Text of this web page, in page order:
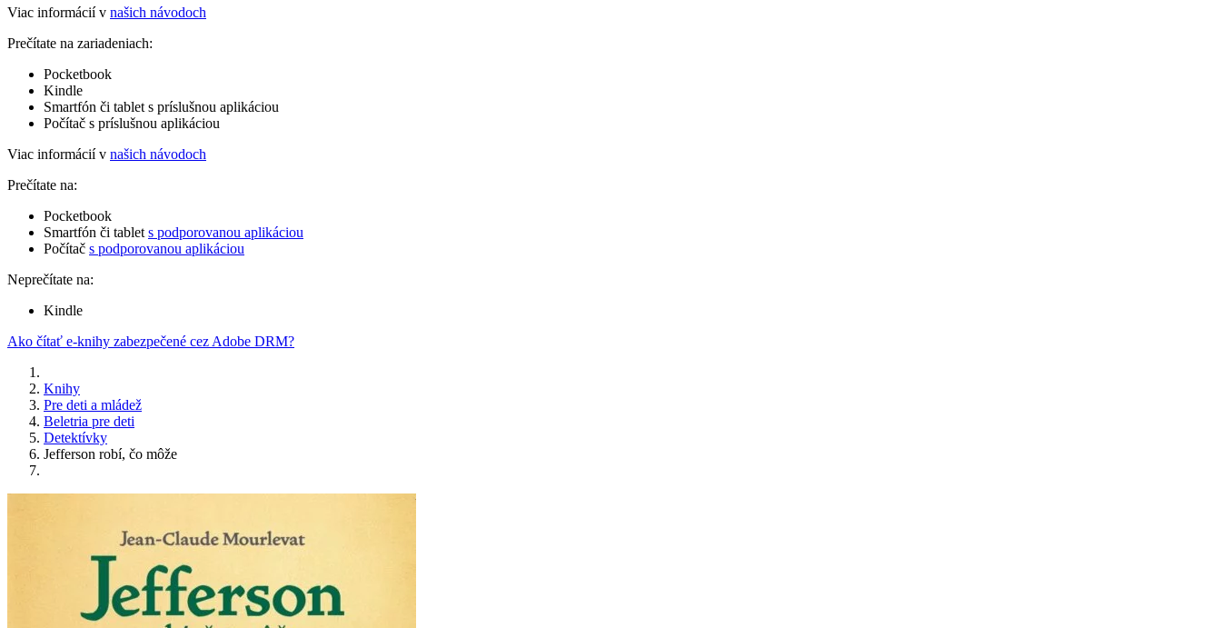
Viac informácií v našich návodoch
Prečítate na zariadeniach:
Pocketbook
Kindle
Smartfón či tablet s príslušnou aplikáciou
Počítač s príslušnou aplikáciou
Viac informácií v našich návodoch
Prečítate na:
Pocketbook
Smartfón či tablet s podporovanou aplikáciou
Počítač s podporovanou aplikáciou
Neprečítate na:
Kindle
Ako čítať e-knihy zabezpečené cez Adobe DRM?
Knihy
Pre deti a mládež
Beletria pre deti
Detektívky
Jefferson robí, čo môže